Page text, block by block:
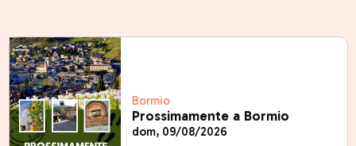
Bormio
Prossimamente a Bormio
dom, 09/08/2026